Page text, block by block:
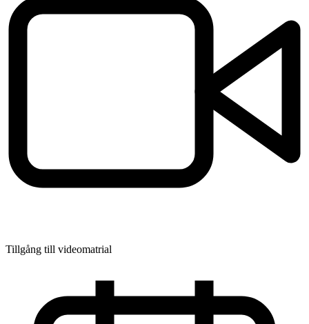
Tillgång till videomatrial